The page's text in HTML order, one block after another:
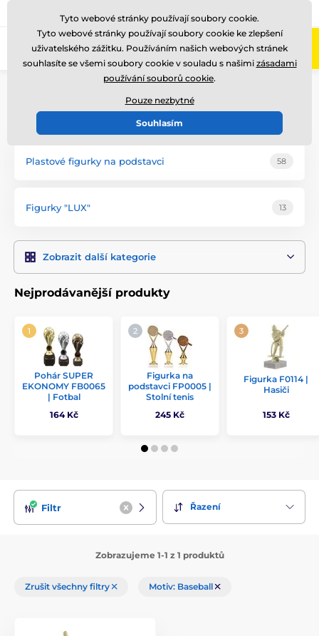
Zavolejte nám (Po-Pá 8-17)
Figurky Baseball
Plastové figurky na podstavci 58
Figurky "LUX" 13
Zobrazit další kategorie
Nejprodávanější produkty
Pohár SUPER
EKONOMY FB0065
| Fotbal
164 Kč
Figurka na
podstavci FP0005 |
Stolní tenis
245 Kč
Figurka F0114 |
Hasiči
153 Kč
Filtr Řazení
Zobrazujeme 1-1 z 1 produktů
Zrušit všechny filtry Motiv: Baseball
Tyto webové stránky používají soubory cookie.
Tyto webové stránky používají soubory cookie ke zlepšení
uživatelského zážitku. Používáním našich webových stránek
souhlasíte se všemi soubory cookie v souladu s našimi zásadami
používání souborů cookie.
Pouze nezbytné
Souhlasím